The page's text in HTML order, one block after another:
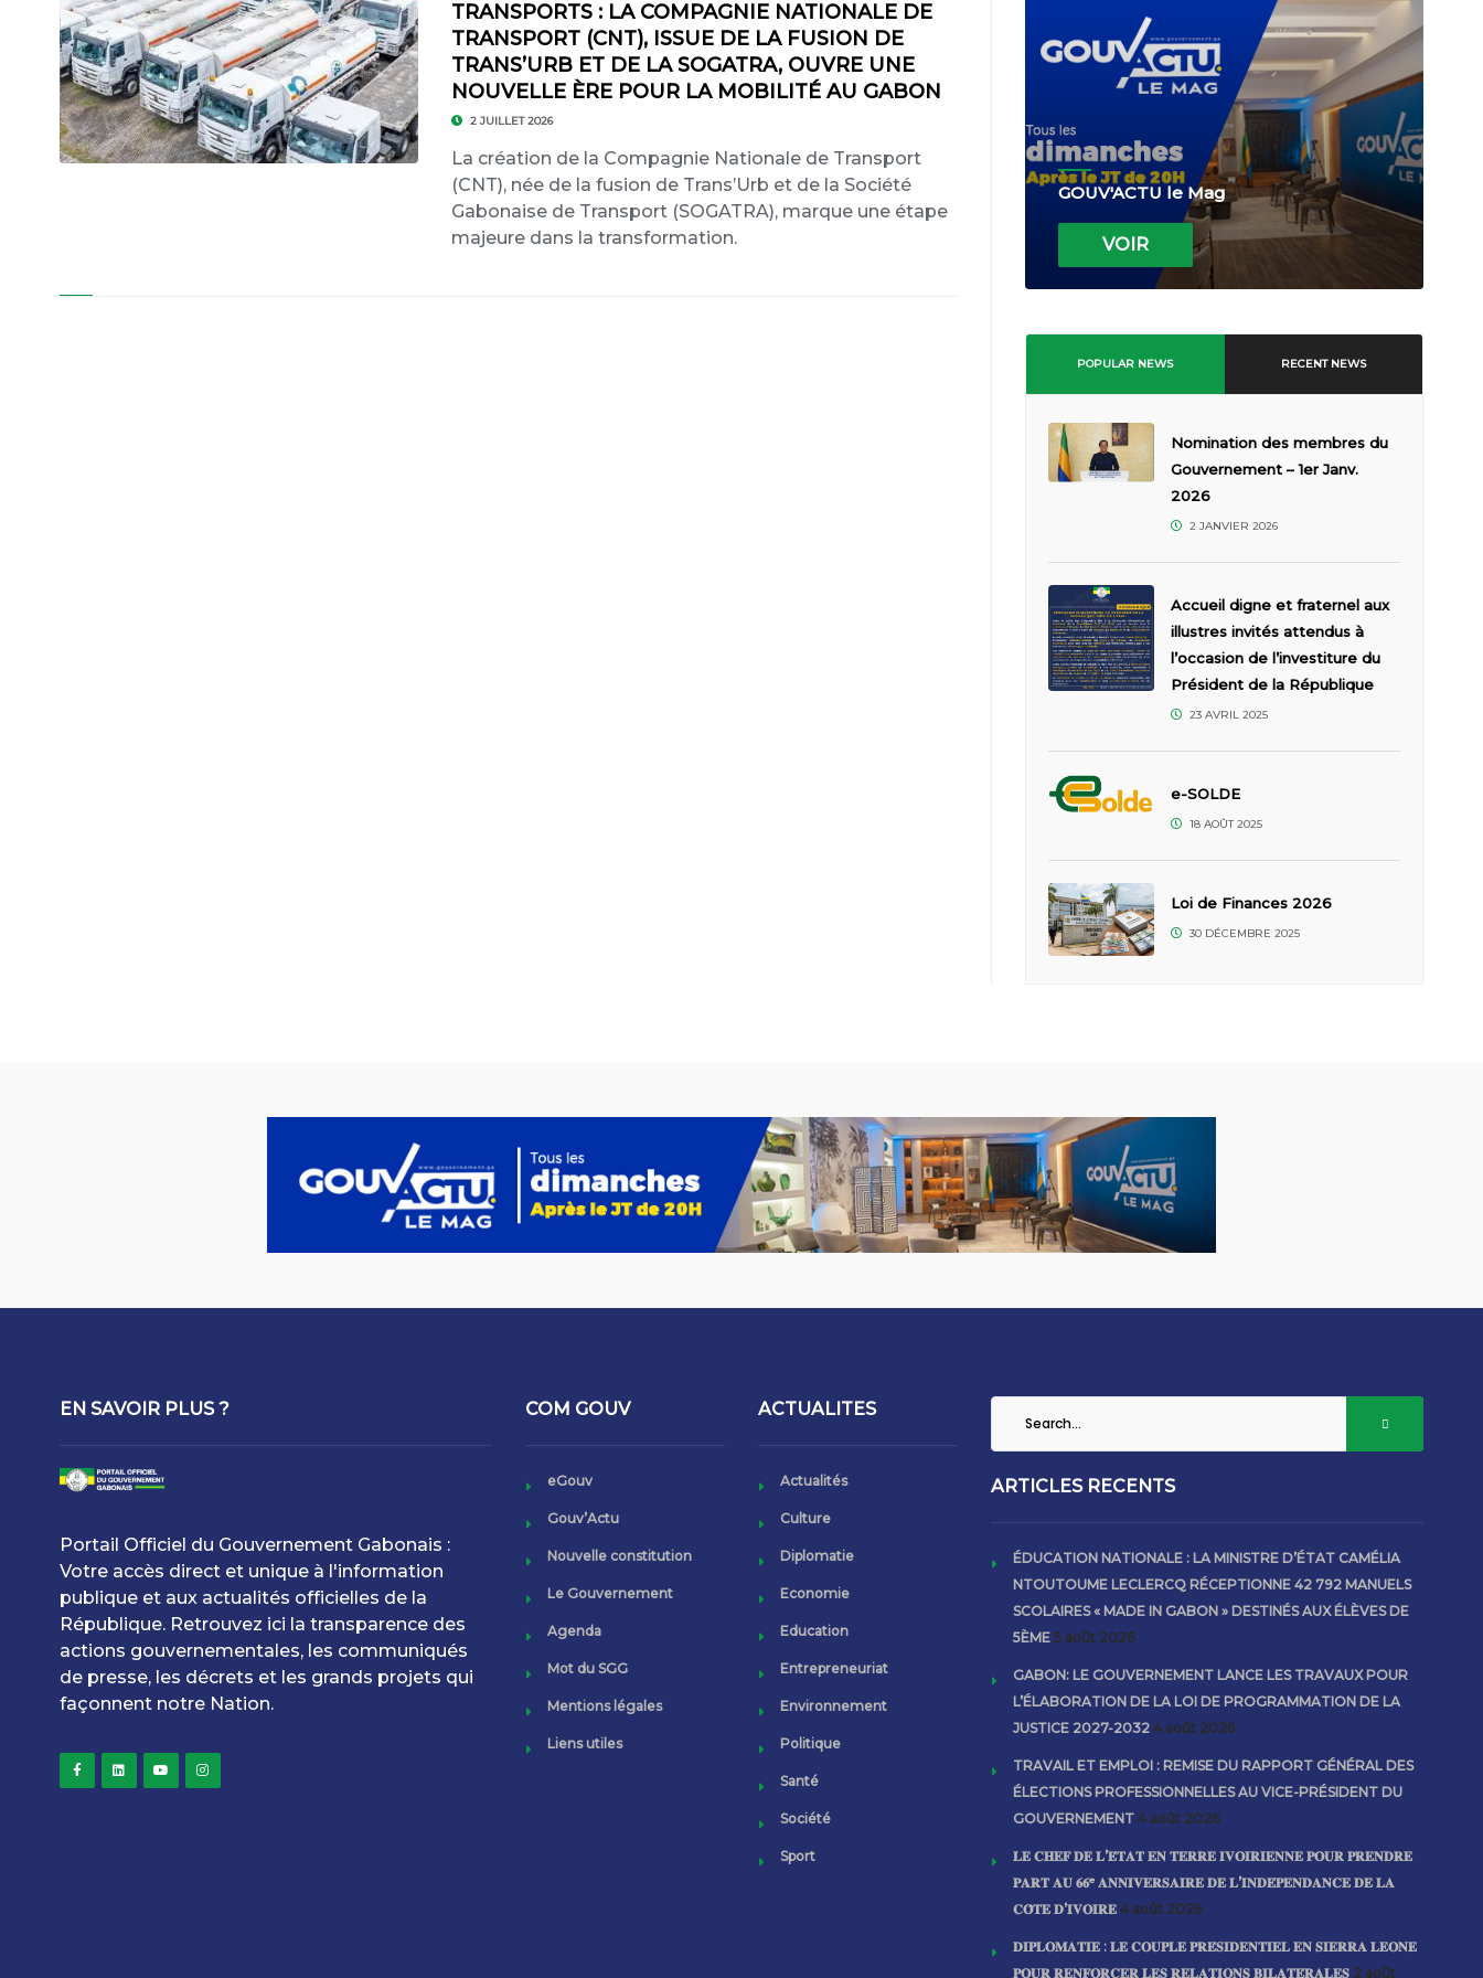
TRANSPORTS : LA COMPAGNIE NATIONALE DE
TRANSPORT (CNT), ISSUE DE LA FUSION DE
TRANS’URB ET DE LA SOGATRA, OUVRE UNE
NOUVELLE ÈRE POUR LA MOBILITÉ AU GABON
2 JUILLET 2026
La création de la Compagnie Nationale de Transport
(CNT), née de la fusion de Trans’Urb et de la Société
Gabonaise de Transport (SOGATRA), marque une étape
majeure dans la transformation.
GOUV'ACTU le Mag
VOIR
POPULAR NEWS RECENT NEWS
Nomination des membres du
Gouvernement – 1er Janv.
2026
2 JANVIER 2026
Accueil digne et fraternel aux
illustres invités attendus à
l’occasion de l’investiture du
Président de la République
23 AVRIL 2025
e-SOLDE
18 AOÛT 2025
Loi de Finances 2026
30 DÉCEMBRE 2025
EN SAVOIR PLUS ?
Portail Officiel du Gouvernement Gabonais :
Votre accès direct et unique à l'information
publique et aux actualités officielles de la
République. Retrouvez ici la transparence des
actions gouvernementales, les communiqués
de presse, les décrets et les grands projets qui
façonnent notre Nation.
COM GOUV
eGouv
Gouv’Actu
Nouvelle constitution
Le Gouvernement
Agenda
Mot du SGG
Mentions légales
Liens utiles
ACTUALITES
Actualités
Culture
Diplomatie
Economie
Education
Entrepreneuriat
Environnement
Politique
Santé
Société
Sport
ARTICLES RECENTS
ÉDUCATION NATIONALE : LA MINISTRE D’ÉTAT CAMÉLIA
NTOUTOUME LECLERCQ RÉCEPTIONNE 42 792 MANUELS
SCOLAIRES « MADE IN GABON » DESTINÉS AUX ÉLÈVES DE
5ÈME 5 août 2026
GABON: LE GOUVERNEMENT LANCE LES TRAVAUX POUR
L’ÉLABORATION DE LA LOI DE PROGRAMMATION DE LA
JUSTICE 2027-2032 4 août 2026
TRAVAIL ET EMPLOI : REMISE DU RAPPORT GÉNÉRAL DES
ÉLECTIONS PROFESSIONNELLES AU VICE-PRÉSIDENT DU
GOUVERNEMENT 4 août 2026
𝐋𝐄 𝐂𝐇𝐄𝐅 𝐃𝐄 𝐋’𝐄́𝐓𝐀𝐓 𝐄𝐍 𝐓𝐄𝐑𝐑𝐄 𝐈𝐕𝐎𝐈𝐑𝐈𝐄𝐍𝐍𝐄 𝐏𝐎𝐔𝐑 𝐏𝐑𝐄𝐍𝐃𝐑𝐄
𝐏𝐀𝐑𝐓 𝐀𝐔 𝟔𝟔ᵉ 𝐀𝐍𝐍𝐈𝐕𝐄𝐑𝐒𝐀𝐈𝐑𝐄 𝐃𝐄 𝐋’𝐈𝐍𝐃𝐄́𝐏𝐄𝐍𝐃𝐀𝐍𝐂𝐄 𝐃𝐄 𝐋𝐀
𝐂𝐎̂𝐓𝐄 𝐃’𝐈𝐕𝐎𝐈𝐑𝐄 4 août 2026
𝐃𝐈𝐏𝐋𝐎𝐌𝐀𝐓𝐈𝐄 : 𝐋𝐄 𝐂𝐎𝐔𝐏𝐋𝐄 𝐏𝐑𝐄́𝐒𝐈𝐃𝐄𝐍𝐓𝐈𝐄𝐋 𝐄𝐍 𝐒𝐈𝐄𝐑𝐑𝐀 𝐋𝐄𝐎𝐍𝐄
𝐏𝐎𝐔𝐑 𝐑𝐄𝐍𝐅𝐎𝐑𝐂𝐄𝐑 𝐋𝐄𝐒 𝐑𝐄𝐋𝐀𝐓𝐈𝐎𝐍𝐒 𝐁𝐈𝐋𝐀𝐓𝐄́𝐑𝐀𝐋𝐄𝐒 2 août